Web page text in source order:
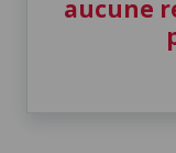
aucune